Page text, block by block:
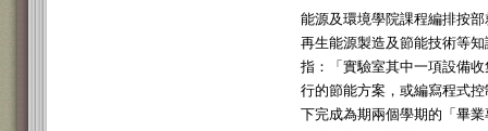
能源及環境學院課程編排按
再生能源製造及節能技術等
指：「實驗室其中一項設備
行的節能方案，或編寫程式
下完成為期兩個學期的「畢